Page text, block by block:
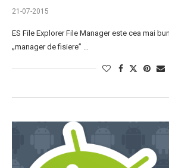
21-07-2015
ES File Explorer File Manager este cea mai
„manager de fisiere” …